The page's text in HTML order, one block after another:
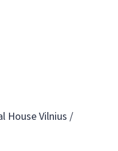
House Vilnius /